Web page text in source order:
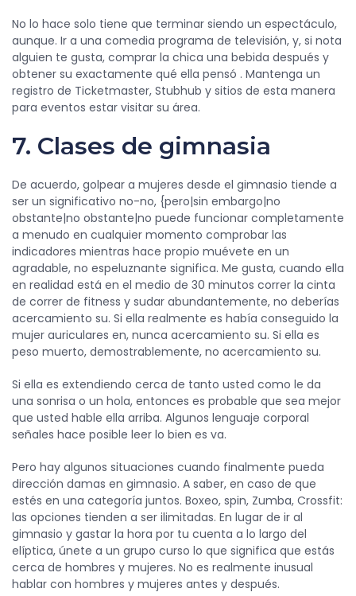
No lo hace solo tiene que terminar siendo un espectáculo,
aunque. Ir a una comedia programa de televisión, y, si nota
alguien te gusta, comprar la chica una bebida después y
obtener su exactamente qué ella pensó . Mantenga un
registro de Ticketmaster, Stubhub y sitios de esta manera
para eventos estar visitar su área.
7. Clases de gimnasia
De acuerdo, golpear a mujeres desde el gimnasio tiende a
ser un significativo no-no, {pero|sin embargo|no
obstante|no obstante|no puede funcionar completamente
a menudo en cualquier momento comprobar las
indicadores mientras hace propio muévete en un
agradable, no espeluznante significa. Me gusta, cuando ella
en realidad está en el medio de 30 minutos correr la cinta
de correr de fitness y sudar abundantemente, no deberías
acercamiento su. Si ella realmente es había conseguido la
mujer auriculares en, nunca acercamiento su. Si ella es
peso muerto, demostrablemente, no acercamiento su.
Si ella es extendiendo cerca de tanto usted como le da
una sonrisa o un hola, entonces es probable que sea mejor
que usted hable ella arriba. Algunos lenguaje corporal
señales hace posible leer lo bien es va.
Pero hay algunos situaciones cuando finalmente pueda
dirección damas en gimnasio. A saber, en caso de que
estés en una categoría juntos. Boxeo, spin, Zumba, Crossfit:
las opciones tienden a ser ilimitadas. En lugar de ir al
gimnasio y gastar la hora por tu cuenta a lo largo del
elíptica, únete a un grupo curso lo que significa que estás
cerca de hombres y mujeres. No es realmente inusual
hablar con hombres y mujeres antes y después.